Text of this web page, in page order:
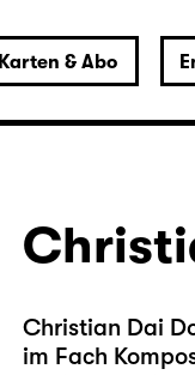
Karten & Abo
Christian Dai
im Fach